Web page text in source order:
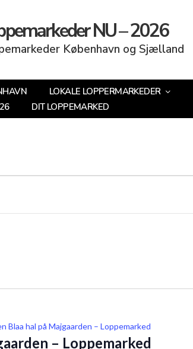
NU – 2026
København og Sjælland
LOKALE LOPPERMARKEDER
DIT LOPPEMARKED
– Loppemarked
Blaa hal på Majgaarden – Loppemarked